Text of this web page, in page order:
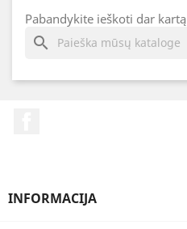
Pabandykite ieškoti dar kartą
search
INFORMACIJA